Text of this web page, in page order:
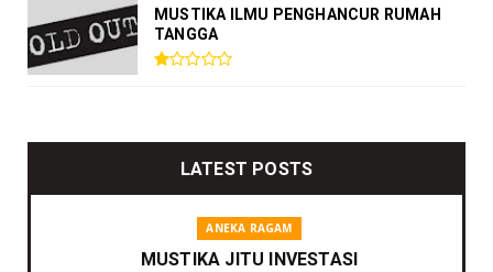
MUSTIKA ILMU PENGHANCUR RUMAH
TANGGA
LATEST POSTS
ANEKA RAGAM
MUSTIKA JITU INVESTASI